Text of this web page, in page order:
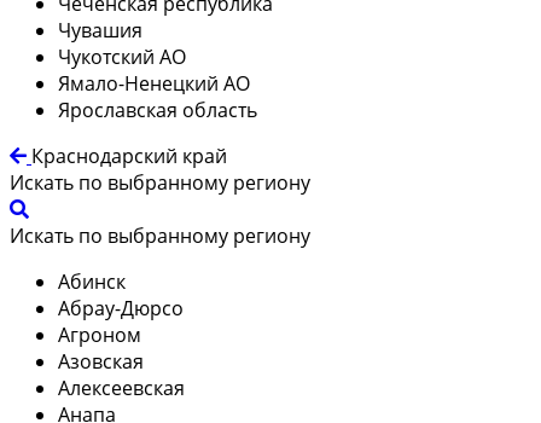
Чувашия
Чукотский АО
Ямало-Ненецкий АО
Ярославская область
Краснодарский край
Искать по выбранному региону
Искать по выбранному региону
Абинск
Абрау-Дюрсо
Агроном
Азовская
Алексеевская
Анапа